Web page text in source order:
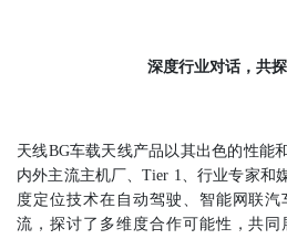
深度行业对话，共
天线BG车载天线产品以其出色的性能
内外主流主机厂、Tier 1、行业专家和
度定位技术在自动驾驶、智能网联
流，探讨了多维度合作可能性，共